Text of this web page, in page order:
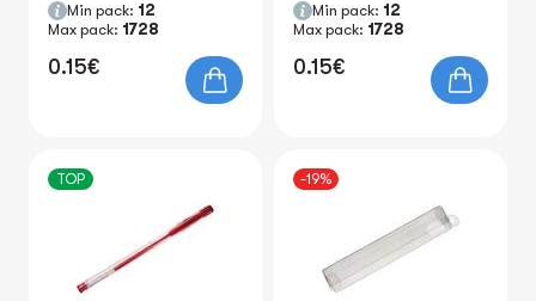
Min pack: 12
Max pack: 1728
0.15€
Min pack: 12
Max pack: 1728
0.15€
TOP -19%